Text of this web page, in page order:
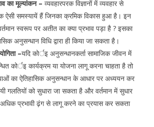
का मूल्यांकन – व्यवहारपरक विज्ञानों में व्यवहार से
ऐसी समस्यायें हैं जिनका क्रमिक विकास हुआ है। इन
स्वरूप पर अतीत का क्या प्रभाव पड़ा है ? इसका
अनुसन्धान विधि द्वारा ही किया जा सकता है।
–यदि कोर्इ अनुसन्धानकर्ता सामाजिक जीवन में
कोर्इ कार्यक्रम या योजना लागू करना चाहता है तो
का ऐतिहासिक अनुसन्धान के आधार पर अध्ययन कर
गलतियों को सुधारा जा सकता है और वर्तमान में सुधार
अधिक प्रभावी ढ़ंग से लागू करने का प्रयास कर सकता